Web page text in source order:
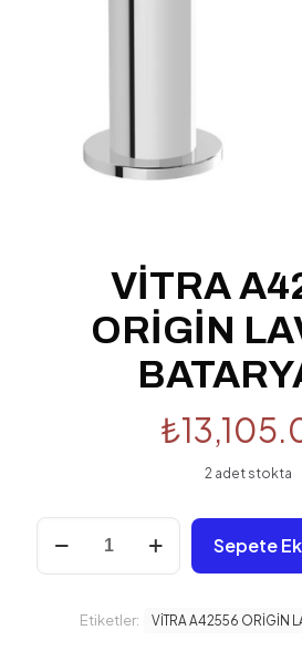
VİTRA
ORİGİN
₺
2 adet stokta
VİTRA
A42556
ORİGİN
Sepete
Etiketler: VİTRA A42556 ORİGİN